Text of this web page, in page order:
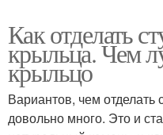
Как отделать
крыльца. Чем
крыльцо
Вариантов, чем отделать
довольно много. Это и